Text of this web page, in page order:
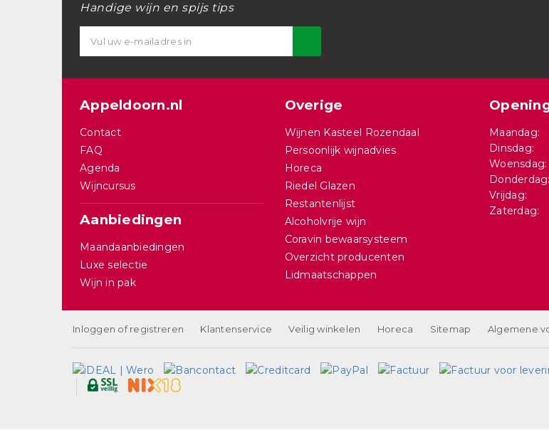
Handige wijn en spijs tips
Appeldoorn.nl
Contact
FAQ
Agenda
Wijncursus
Aanbiedingen
Maandaanbiedingen
Luxe selectie
Wijn in pak
Overige
Wijnen Kasteel Rozendaal
Persoonlijk wijnadvies
Horeca
Riedel Glazen
Restantenlijst
Alcoholvrije wijn
Coravin bewaarsysteem
Overzicht producenten
Lidmaatschappen
Maandag:
Dinsdag:
Woensdag:
Donderdag:
Vrijdag:
Zaterdag:
Inloggen of registreren Klantenservice Veilig winkelen Horeca Sitemap Algemene